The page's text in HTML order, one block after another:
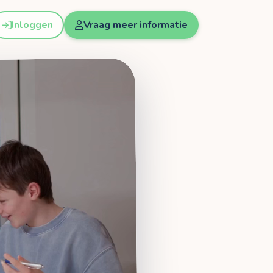
Inloggen Vraag meer informatie